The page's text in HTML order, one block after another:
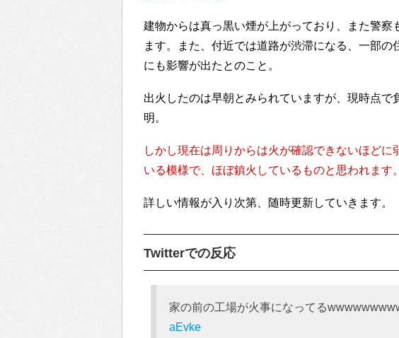
建物からは真っ黒い煙が上がっており、また警察
ます。また、付近では道路が渋滞になる、一部の
にも影響が出たとのこと。
出火したのは早朝とみられていますが、現時点で
明。
しかし現在は周りからは火が確認できないほどに
いる模様で、ほぼ鎮火しているものと思われます。
詳しい情報が入り次第、随時更新していきます。
Twitterでの反応
家の前の工場が火事になってる
aEvke